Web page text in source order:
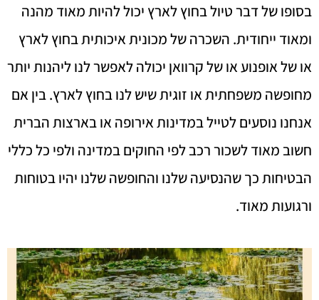
בסופו של דבר טיול בחוץ לארץ יכול להיות מאוד מהנה
ומאוד ייחודית. השכרה של מכונית איכותית בחוץ לארץ
או של אופנוע או של קרוואן יכולה לאפשר לנו ליהנות יותר
מחופשה משפחתית או זוגית שיש לנו בחוץ לארץ. בין אם
אנחנו נוסעים לטייל במדינות אירופה או בארצות הברית
חשוב מאוד לשכור רכב לפי החוקים במדינה ולפי כל כללי
הבטיחות כך שהנסיעה שלנו והחופשה שלנו יהיו בטוחות
ורגועות מאוד.